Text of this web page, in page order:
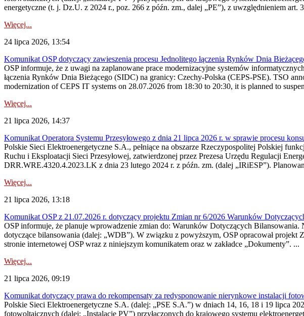
energetyczne (t. j. Dz.U. z 2024 r., poz. 266 z późn. zm., dalej „PE”), z uwzględnieniem art.
Więcej...
24 lipca 2026, 13:54
Komunikat OSP dotyczący zawieszenia procesu Jednolitego łączenia Rynków Dnia
OSP informuje, że z uwagi na zaplanowane prace modernizacyjne systemów
łączenia Rynków Dnia Bieżącego (SIDC) na granicy: Czechy-Polska (CEPS-PSE). TSO
modernization of CEPS IT systems on 28.07.2026 from 18:30 to 20:30, it is planned to
Więcej...
21 lipca 2026, 14:37
Komunikat Operatora Systemu Przesyłowego z dnia 21 lipca 2026 r. w sprawie procesu
Polskie Sieci Elektroenergetyczne S.A., pełniące na obszarze Rzeczypospolitej Polskiej
Ruchu i Eksploatacji Sieci Przesyłowej, zatwierdzonej przez Prezesa Urzędu Regulacji
DRR.WRE.4320.4.2023.LK z dnia 23 lutego 2024 r. z późn. zm. (dalej „IRiESP”).
Więcej...
21 lipca 2026, 13:18
Komunikat OSP z 21.07.2026 r. dotyczący projektu Zmian nr 6/2026 Warunków
OSP informuje, że planuje wprowadzenie zmian do: Warunków Dotyczących
dotyczące bilansowania (dalej: „WDB”). W związku z powyższym, OSP opracował
stronie internetowej OSP wraz z niniejszym komunikatem oraz w zakładce „Dokumenty”. ...
Więcej...
21 lipca 2026, 09:19
Komunikat dotyczący prawa do rekompensaty za redysponowanie nierynkowe instalacji
Polskie Sieci Elektroenergetyczne S.A. (dalej: „PSE S.A.”) w dniach 14, 16, 18 i 19 lipca
fotowoltaicznych (dalej: „Instalacje PV”) przyłączonych do krajowego systemu